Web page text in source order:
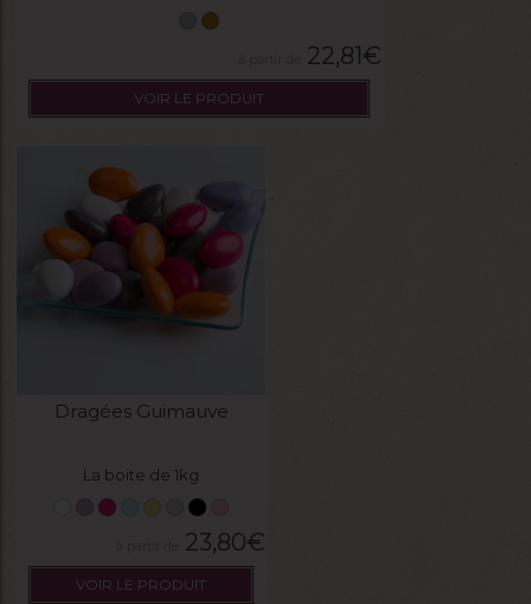
22,81€
VOIR LE PRODUIT
Dragées Guimauve
La boite de 1kg
23,80€
VOIR LE PRODUIT